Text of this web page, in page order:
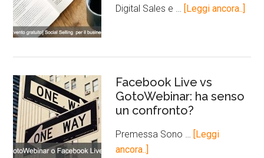
Digital Sales e … [Leggi ancora..]
Facebook Live vs
GotoWebinar: ha senso
un confronto?
Premessa Sono …
[Leggi
ancora..]